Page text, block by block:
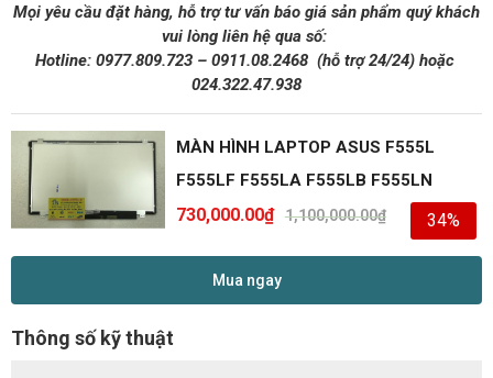
Mọi yêu cầu đặt hàng, hỗ trợ tư vấn báo giá sản phẩm quý khách
vui lòng liên hệ qua số:
Hotline: 0977.809.723– 0911.08.2468 (hỗ trợ 24/24)hoặc
024.322.47.938
MÀN HÌNH LAPTOP ASUS F555L
F555LF F555LA F555LB F555LN
1,100,000.00₫
730,000.00₫ 34%
Mua ngay
Thông số kỹ thuật